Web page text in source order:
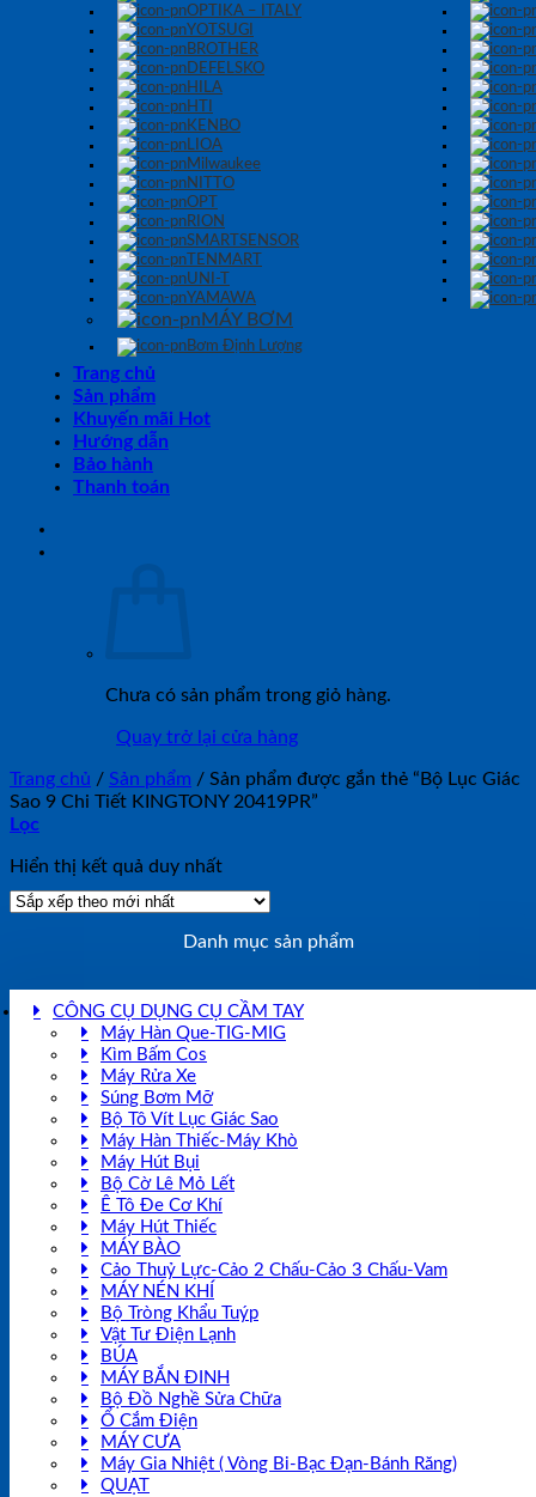
OPTIKA – ITALY
YOTSUGI
BROTHER
DEFELSKO
HILA
HTI
KENBO
LIOA
Milwaukee
NITTO
OPT
RION
SMARTSENSOR
TENMART
UNI-T
YAMAWA
MÁY BƠM
Bơm Định Lượng
Trang chủ
Sản phẩm
Khuyến mãi Hot
Hướng dẫn
Bảo hành
Thanh toán
Chưa có sản phẩm trong giỏ hàng.
Quay trở lại cửa hàng
Trang chủ / Sản phẩm / Sản phẩm được gắn thẻ “Bộ Lục Giác
Sao 9 Chi Tiết KINGTONY 20419PR”
Lọc
Hiển thị kết quả duy nhất
Danh mục sản phẩm
CÔNG CỤ DỤNG CỤ CẦM TAY
Máy Hàn Que-TIG-MIG
Kìm Bấm Cos
Máy Rửa Xe
Súng Bơm Mỡ
Bộ Tô Vít Lục Giác Sao
Máy Hàn Thiếc-Máy Khò
Máy Hút Bụi
Bộ Cờ Lê Mỏ Lết
Ê Tô Đe Cơ Khí
Máy Hút Thiếc
MÁY BÀO
Cảo Thuỷ Lực-Cảo 2 Chấu-Cảo 3 Chấu-Vam
MÁY NÉN KHÍ
Bộ Tròng Khẩu Tuýp
Vật Tư Điện Lạnh
BÚA
MÁY BẮN ĐINH
Bộ Đồ Nghề Sửa Chữa
Ổ Cắm Điện
MÁY CƯA
Máy Gia Nhiệt ( Vòng Bi-Bạc Đạn-Bánh Răng)
QUẠT